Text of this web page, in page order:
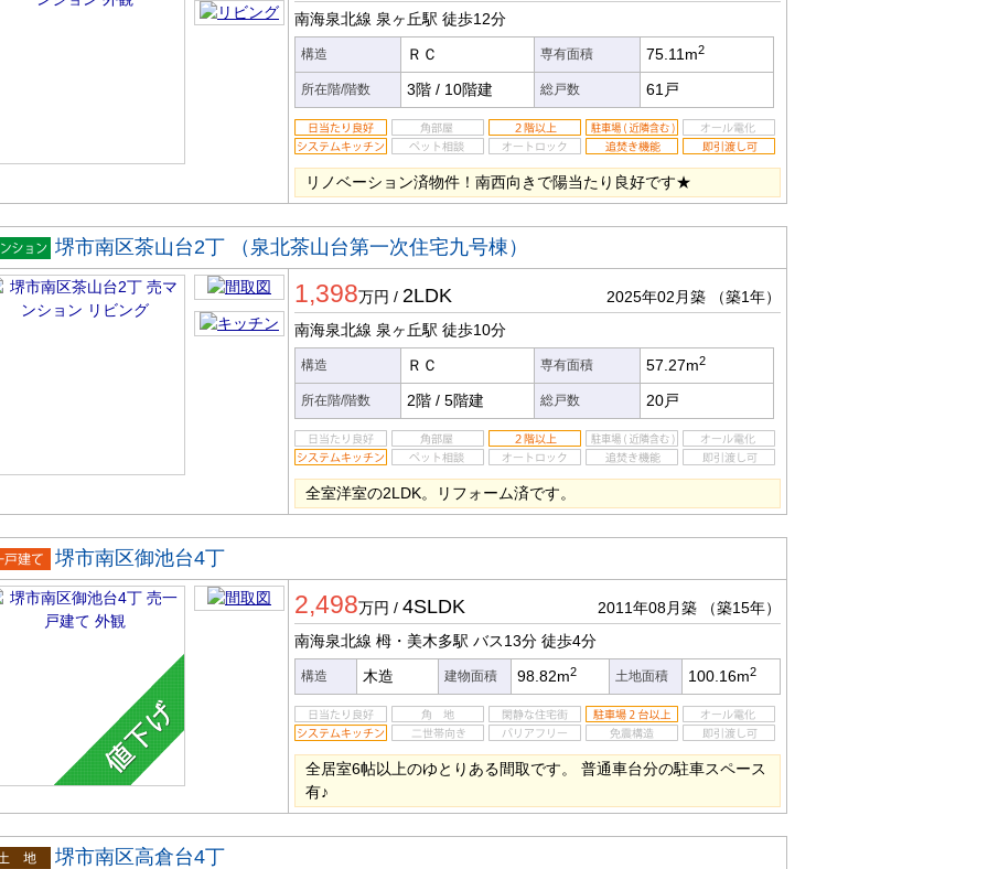
南海泉北線 泉ヶ丘駅 徒歩12分
構造 ＲＣ 専有面積 75.11m2
所在階/階数 3階 / 10階建 総戸数 61戸
リノベーション済物件！南西向きで陽当たり良好です★
ンシ
堺市南区茶山台2丁 （泉北茶山台第一次住宅九号棟）
1,398万円 / 2LDK 2025年02月築
（築1年）
南海泉北線 泉ヶ丘駅 徒歩10分
構造 ＲＣ 専有面積 57.27m2
所在階/階数 2階 / 5階建 総戸数 20戸
全室洋室の2LDK。リフォーム済です。
戸建
堺市南区御池台4丁
2,498万円 / 4SLDK 2011年08月築
（築15年）
南海泉北線 栂・美木多駅 バス13分 徒歩4分
構造 木造 建物面積 98.82m2 土地面積 100.16m2
全居室6帖以上のゆとりある間取です。 普通車台分の駐車スペース
有♪
堺市南区高倉台4丁